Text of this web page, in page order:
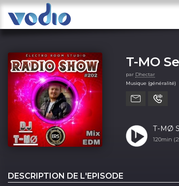
T-MO
par Dhectar
Musique (généralité)
T-MØ
120min
DESCRIPTION DE L'EPISODE